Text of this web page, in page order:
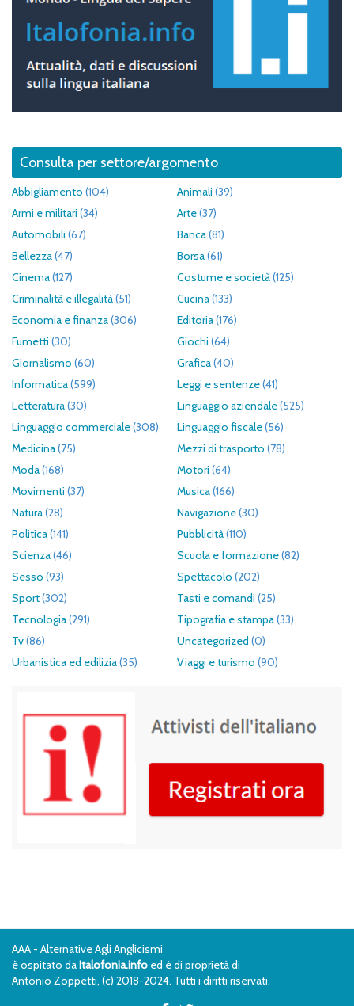
Consulta per settore/argomento
Abbigliamento (104) Animali (39)
Armi e militari (34) Arte(37)
Automobili (67) Banca(81)
Bellezza(47) Borsa(61)
Cinema(127) Costume e società(125)
Criminalità e illegalità(51) Cucina(133)
Economia e finanza(306) Editoria(176)
Fumetti (30) Giochi (64)
Giornalismo (60) Grafica(40)
Informatica(599) Leggi e sentenze(41)
Letteratura(30) Linguaggio aziendale(525)
Linguaggio commerciale(308) Linguaggio fiscale(56)
Medicina(75) Mezzi di trasporto (78)
Moda(168) Motori (64)
Movimenti (37) Musica(166)
Natura(28) Navigazione(30)
Politica(141) Pubblicità(110)
Scienza(46) Scuola e formazione(82)
Sesso (93) Spettacolo (202)
Sport(302) Tasti e comandi (25)
Tecnologia(291) Tipografia e stampa(33)
Tv(86) Uncategorized (0)
Urbanistica ed edilizia(35) Viaggi e turismo (90)
AAA - Alternative Agli Anglicismi
è ospitato daItalofonia.info ed è di proprietà di
Antonio Zoppetti, (c) 2018-2024. Tutti i diritti riservati.